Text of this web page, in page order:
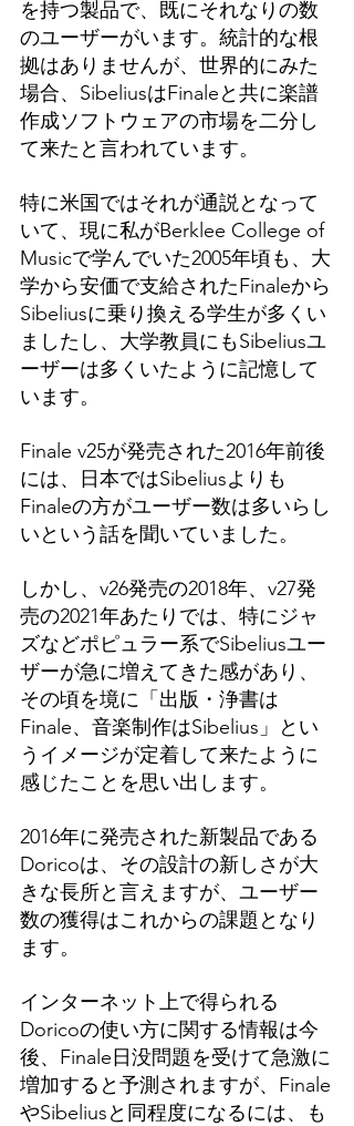
を持つ製品で、既にそれなりの数
のユーザーがいます。 統計的な根
拠はありませんが、世界的にみた
場合、SibeliusはFinaleと共に楽譜
作成ソフトウェアの市場を二分し
て来たと言われています。
特に米国ではそれが通説となって
いて、現に私がBerklee College of
Musicで学んでいた2005年頃も、大
学から安価で支給されたFinaleから
Sibeliusに乗り換える学生が多くい
ましたし、大学教員にもSibeliusユ
ーザーは多くいたように記憶して
います。
Finale v25が発売された2016年前後
には、日本ではSibeliusよりも
Finaleの方がユーザー数は多いらし
いという話を聞いていました。
しかし、v26発売の2018年、v27発
売の2021年あたりでは、特にジャ
ズなどポピュラー系でSibeliusユー
ザーが急に増えてきた感があり、
その頃を境に「出版・浄書は
Finale、音楽制作はSibelius」とい
うイメージが定着して来たように
感じたことを思い出します。
2016年に発売された新製品である
Doricoは、その設計の新しさが大
きな長所と言えますが、ユーザー
数の獲得はこれからの課題となり
ます。
インターネット上で得られる
Doricoの使い方に関する情報は今
後、Finale日没問題を受けて急激に
増加すると予測されますが、Finale
やSibeliusと同程度になるには、も